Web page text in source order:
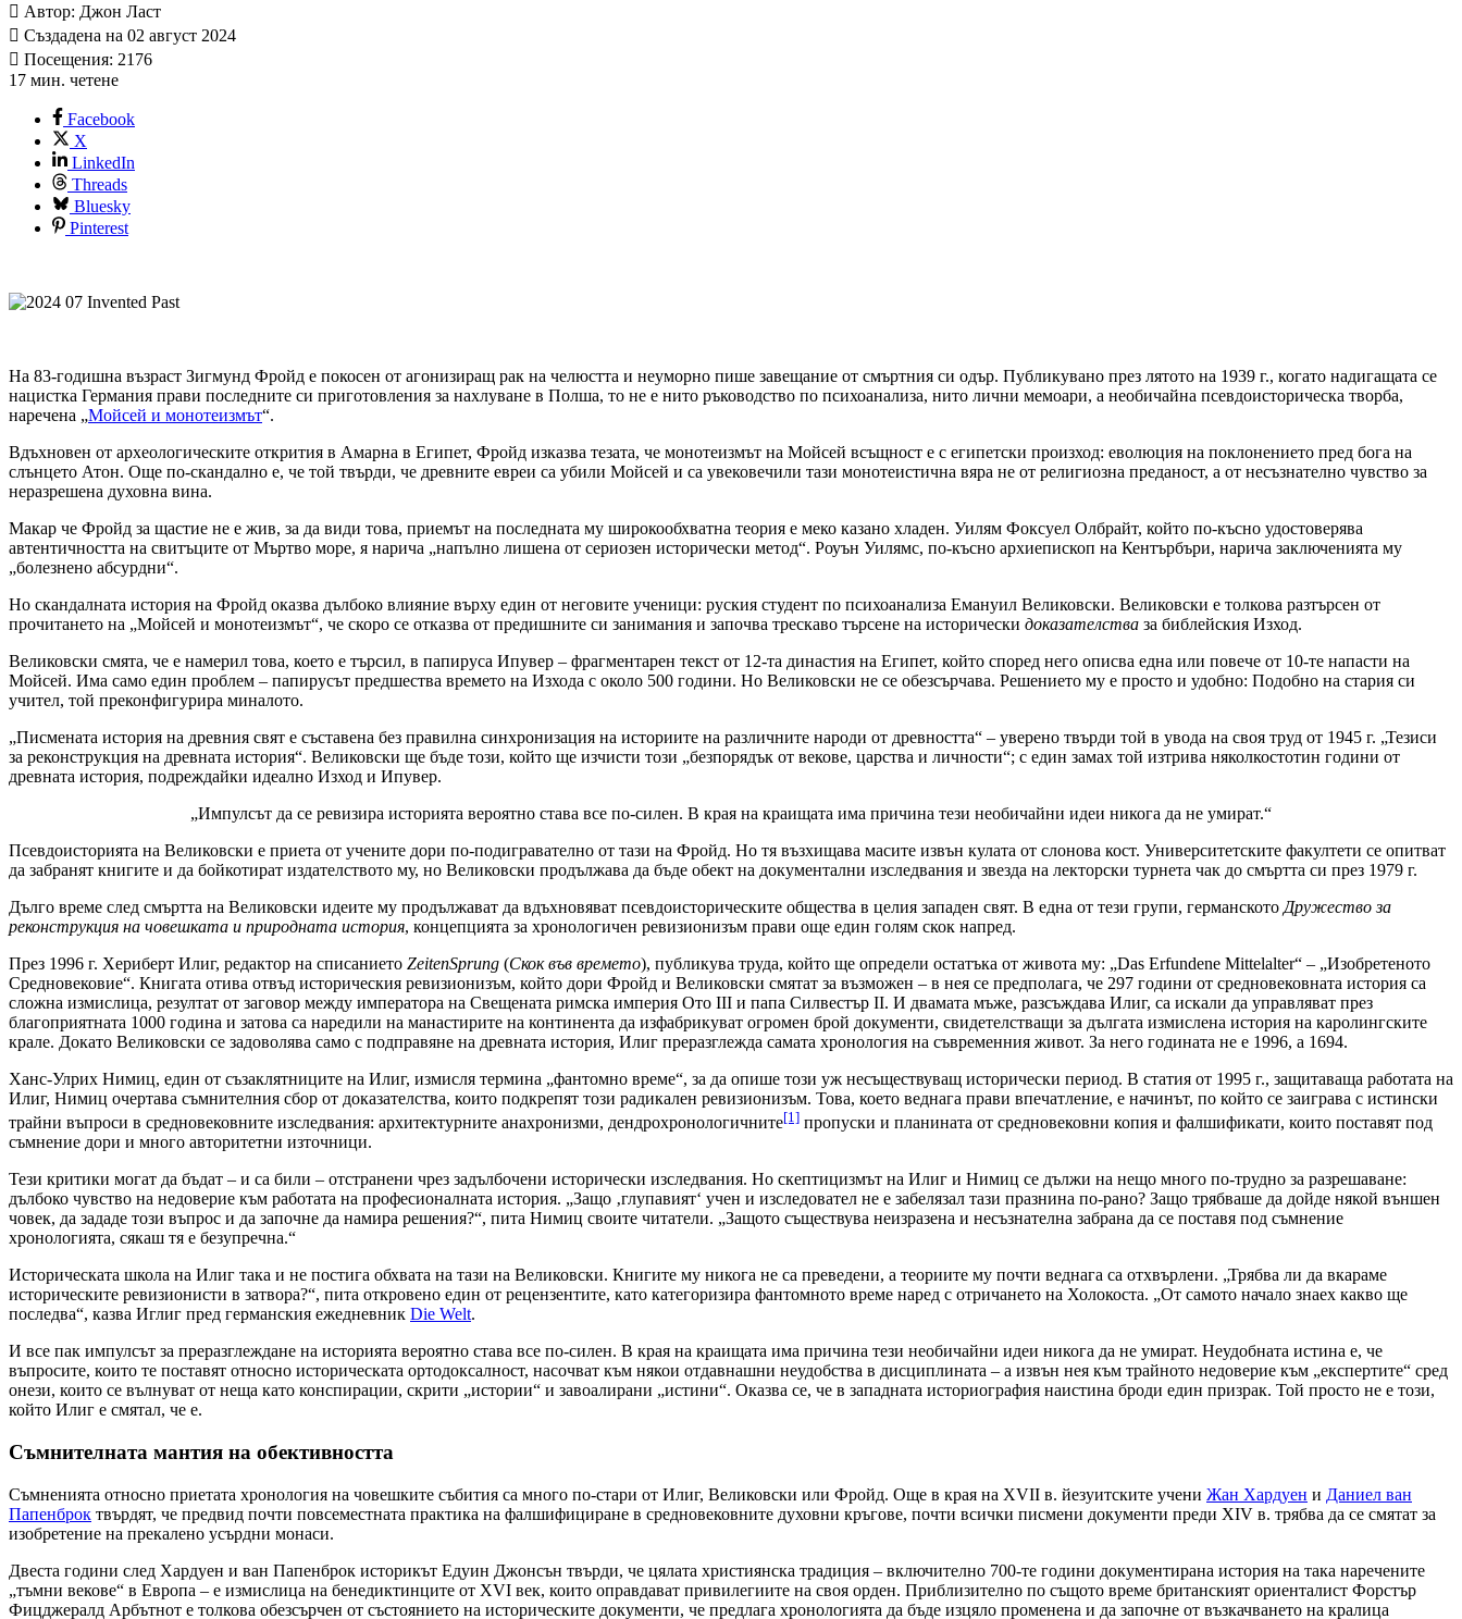
Автор: Джон Ласт
Създадена на 02 август 2024
Посещения: 2176
17 мин. четене
Facebook
X
LinkedIn
Threads
Bluesky
Pinterest
На 83-годишна възраст Зигмунд Фройд е покосен от агонизиращ рак на челюстта и неуморно пише завещание от смъртния си одър. Публикувано през лятото на 1939 г., когато надигащата се
нацистка Германия прави последните си приготовления за нахлуване в Полша, то не е нито ръководство по психоанализа, нито лични мемоари, а необичайна псевдоисторическа творба,
наречена „Мойсей и монотеизмът“.
Вдъхновен от археологическите открития в Амарна в Египет, Фройд изказва тезата, че монотеизмът на Мойсей всъщност е с египетски произход: еволюция на поклонението пред бога на
слънцето Атон. Още по-скандално е, че той твърди, че древните евреи са убили Мойсей и са увековечили тази монотеистична вяра не от религиозна преданост, а от несъзнателно чувство за
неразрешена духовна вина.
Макар че Фройд за щастие не е жив, за да види това, приемът на последната му широкообхватна теория е меко казано хладен. Уилям Фоксуел Олбрайт, който по-късно удостоверява
автентичността на свитъците от Мъртво море, я нарича „напълно лишена от сериозен исторически метод“. Роуън Уилямс, по-късно архиепископ на Кентърбъри, нарича заключенията му
„болезнено абсурдни“.
Но скандалната история на Фройд оказва дълбоко влияние върху един от неговите ученици: руския студент по психоанализа Емануил Великовски. Великовски е толкова разтърсен от
прочитането на „Мойсей и монотеизмът“, че скоро се отказва от предишните си занимания и започва трескаво търсене на исторически доказателства за библейския Изход.
Великовски смята, че е намерил това, което е търсил, в папируса Ипувер – фрагментарен текст от 12-та династия на Египет, който според него описва една или повече от 10-те напасти на
Мойсей. Има само един проблем – папирусът предшества времето на Изхода с около 500 години. Но Великовски не се обезсърчава. Решението му е просто и удобно: Подобно на стария си
учител, той преконфигурира миналото.
„Писмената история на древния свят е съставена без правилна синхронизация на историите на различните народи от древността“ – уверено твърди той в увода на своя труд от 1945 г. „Тезиси
за реконструкция на древната история“. Великовски ще бъде този, който ще изчисти този „безпорядък от векове, царства и личности“; с един замах той изтрива няколкостотин години от
древната история, подреждайки идеално Изход и Ипувер.
„Импулсът да се ревизира историята вероятно става все по-силен. В края на краищата има причина тези необичайни идеи никога да не умират.“
Псевдоисторията на Великовски е приета от учените дори по-подигравателно от тази на Фройд. Но тя възхищава масите извън кулата от слонова кост. Университетските факултети се опитват
да забранят книгите и да бойкотират издателството му, но Великовски продължава да бъде обект на документални изследвания и звезда на лекторски турнета чак до смъртта си през 1979 г.
Дълго време след смъртта на Великовски идеите му продължават да вдъхновяват псевдоисторическите общества в целия западен свят. В една от тези групи, германското Дружество за
реконструкция на човешката и природната история, концепцията за хронологичен ревизионизъм прави още един голям скок напред.
През 1996 г. Хериберт Илиг, редактор на списанието ZeitenSprung (Скок във времето), публикува труда, който ще определи остатъка от живота му: „Das Erfundene Mittelalter“ – „Изобретеното
Средновековие“. Книгата отива отвъд историческия ревизионизъм, който дори Фройд и Великовски смятат за възможен – в нея се предполага, че 297 години от средновековната история са
сложна измислица, резултат от заговор между императора на Свещената римска империя Ото III и папа Силвестър II. И двамата мъже, разсъждава Илиг, са искали да управляват през
благоприятната 1000 година и затова са наредили на манастирите на континента да изфабрикуват огромен брой документи, свидетелстващи за дългата измислена история на каролингските
крале. Докато Великовски се задоволява само с подправяне на древната история, Илиг преразглежда самата хронология на съвременния живот. За него годината не е 1996, а 1694.
Ханс-Улрих Нимиц, един от съзаклятниците на Илиг, измисля термина „фантомно време“, за да опише този уж несъществуващ исторически период. В статия от 1995 г., защитаваща работата на
Илиг, Нимиц очертава съмнителния сбор от доказателства, които подкрепят този радикален ревизионизъм. Това, което веднага прави впечатление, е начинът, по който се заиграва с истински
трайни въпроси в средновековните изследвания: архитектурните анахронизми, дендрохронологичните[1] пропуски и планината от средновековни копия и фалшификати, които поставят под
съмнение дори и много авторитетни източници.
Тези критики могат да бъдат – и са били – отстранени чрез задълбочени исторически изследвания. Но скептицизмът на Илиг и Нимиц се дължи на нещо много по-трудно за разрешаване:
дълбоко чувство на недоверие към работата на професионалната история. „Защо ‚глупавият‘ учен и изследовател не е забелязал тази празнина по-рано? Защо трябваше да дойде някой външен
човек, да зададе този въпрос и да започне да намира решения?“, пита Нимиц своите читатели. „Защото съществува неизразена и несъзнателна забрана да се поставя под съмнение
хронологията, сякаш тя е безупречна.“
Историческата школа на Илиг така и не постига обхвата на тази на Великовски. Книгите му никога не са преведени, а теориите му почти веднага са отхвърлени. „Трябва ли да вкараме
историческите ревизионисти в затвора?“, пита откровено един от рецензентите, като категоризира фантомното време наред с отричането на Холокоста. „От самото начало знаех какво ще
последва“, казва Иглиг пред германския ежедневник Die Welt.
И все пак импулсът за преразглеждане на историята вероятно става все по-силен. В края на краищата има причина тези необичайни идеи никога да не умират. Неудобната истина е, че
въпросите, които те поставят относно историческата ортодоксалност, насочват към някои отдавнашни неудобства в дисциплината – а извън нея към трайното недоверие към „експертите“ сред
онези, които се вълнуват от неща като конспирации, скрити „истории“ и завоалирани „истини“. Оказва се, че в западната историография наистина броди един призрак. Той просто не е този,
който Илиг е смятал, че е.
Съмнителната мантия на обективността
Съмненията относно приетата хронология на човешките събития са много по-стари от Илиг, Великовски или Фройд. Още в края на XVII в. йезуитските учени Жан Хардуен и Даниел ван
Папенброк твърдят, че предвид почти повсеместната практика на фалшифициране в средновековните духовни кръгове, почти всички писмени документи преди XIV в. трябва да се смятат за
изобретение на прекалено усърдни монаси.
Двеста години след Хардуен и ван Папенброк историкът Едуин Джонсън твърди, че цялата християнска традиция – включително 700-те години документирана история на така наречените
„тъмни векове“ в Европа – е измислица на бенедиктинците от XVI век, които оправдават привилегиите на своя орден. Приблизително по същото време британският ориенталист Форстър
Фицджералд Арбътнот е толкова обезсърчен от състоянието на историческите документи, че предлага хронологията да бъде изцяло променена и да започне от възкачването на кралица